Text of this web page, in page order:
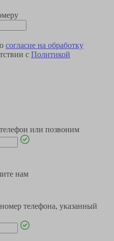
согласие на обработку
с Политикой
или позвоним
нам
телефона, указанный